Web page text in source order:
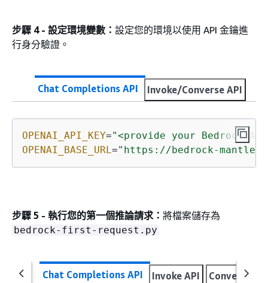
步驟 4 - 設定環境變數： 設定您的環境以使用 API 金鑰進
行身分驗證。
Chat Completions API Invoke/Converse API
OPENAI_API_KEY="<provide your Bedrock
OPENAI_BASE_URL="https://bedrock-
步驟 5 - 執行您的第一個推論請求： 將檔案儲存為
bedrock-first-request.py
Chat Completions API Invoke API Converse